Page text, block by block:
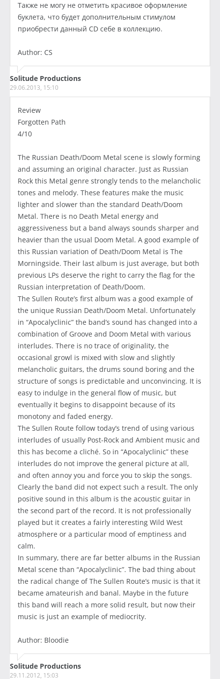
Также не могу не отметить красивое оформление
буклета, что будет дополнительным стимулом
приобрести данный CD себе в коллекцию.
Author: CS
Solitude Productions
29.06.2013, 15:10
Review
Forgotten Path
4/10
The Russian Death/Doom Metal scene is slowly forming
and assuming an original character. Just as Russian
Rock this Metal genre strongly tends to the melancholic
tones and melody. These features make the music
lighter and slower than the standard Death/Doom
Metal. There is no Death Metal energy and
aggressiveness but a band always sounds sharper and
heavier than the usual Doom Metal. A good example of
this Russian variation of Death/Doom Metal is The
Morningside. Their last album is just average, but both
previous LPs deserve the right to carry the flag for the
Russian interpretation of Death/Doom.
The Sullen Route’s first album was a good example of
the unique Russian Death/Doom Metal. Unfortunately
in “Apocalyclinic” the band’s sound has changed into a
combination of Groove and Doom Metal with various
interludes. There is no trace of originality, the
occasional growl is mixed with slow and slightly
melancholic guitars, the drums sound boring and the
structure of songs is predictable and unconvincing. It is
easy to indulge in the general flow of music, but
eventually it begins to disappoint because of its
monotony and faded energy.
The Sullen Route follow today’s trend of using various
interludes of usually Post-Rock and Ambient music and
this has become a cliché. So in “Apocalyclinic” these
interludes do not improve the general picture at all,
and often annoy you and force you to skip the songs.
Clearly the band did not expect such a result. The only
positive sound in this album is the acoustic guitar in
the second part of the record. It is not professionally
played but it creates a fairly interesting Wild West
atmosphere or a particular mood of emptiness and
calm.
In summary, there are far better albums in the Russian
Metal scene than “Apocalyclinic”. The bad thing about
the radical change of The Sullen Route’s music is that it
became amateurish and banal. Maybe in the future
this band will reach a more solid result, but now their
music is just an example of mediocrity.
Author: Bloodie
Solitude Productions
29.11.2012, 15:03